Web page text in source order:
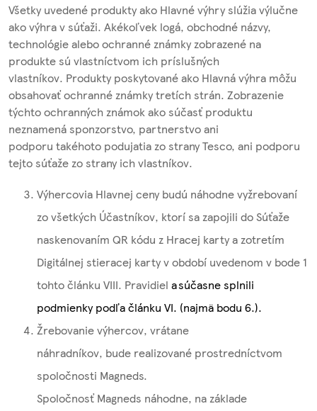
Všetky uvedené produkty ako Hlavné výhry slúžia výlučne
ako výhra v súťaži. Akékoľvek logá, obchodné názvy,
technológie alebo ochranné známky zobrazené na
produkte sú vlastníctvom ich príslušných
vlastníkov. Produkty poskytované ako Hlavná výhra môžu
obsahovať ochranné známky tretích strán. Zobrazenie
týchto ochranných známok ako súčasť produktu
neznamená sponzorstvo, partnerstvo ani
podporu takéhoto podujatia zo strany Tesco, ani podporu
tejto súťaže zo strany ich vlastníkov.
Výhercovia Hlavnej ceny budú náhodne vyžrebovaní
zo všetkých Účastníkov, ktorí sa zapojili do Súťaže
naskenovaním QR kódu z Hracej karty a zotretím
Digitálnej stieracej karty v období uvedenom v bode 1
tohto článku VIII. Pravidiel a súčasne splnili
podmienky podľa článku VI. (najmä bodu 6.).
Žrebovanie výhercov, vrátane
náhradníkov, bude realizované prostredníctvom
spoločnosti Magneds.
Spoločnosť Magneds náhodne, na základe